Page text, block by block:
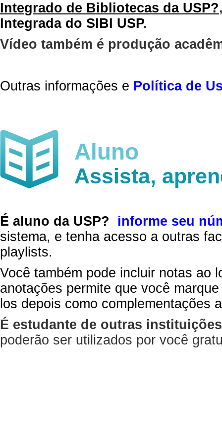
Integrado de Bibliotecas da USP?
Integrada do SIBI USP.
Vídeo também é produção
Outras informações e Política de
Aluno
Assista,
É aluno da USP?
informe seu
sistema, e tenha acesso a outras
playlists.
Você também pode incluir notas ao
anotações permite que você
los depois como complementações
É estudante de outras
poderão ser utilizados por você